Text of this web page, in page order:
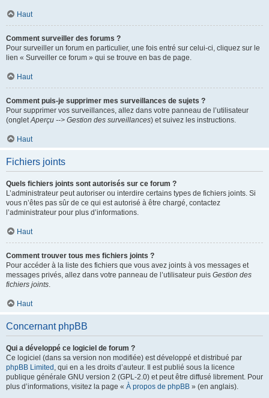
Haut
Comment surveiller des forums ?
Pour surveiller un forum en particulier, une fois entré sur celui-ci, cliquez sur le
lien « Surveiller ce forum » qui se trouve en bas de page.
Haut
Comment puis-je supprimer mes surveillances de sujets ?
Pour supprimer vos surveillances, allez dans votre panneau de l’utilisateur
(ongletAperçu --> Gestion des surveillances) et suivez les instructions.
Haut
Fichiers joints
Quels fichiers joints sont autorisés sur ce forum ?
L’administrateur peut autoriser ou interdire certains types de fichiers joints. Si
vous n’êtes pas sûr de ce qui est autorisé à être chargé, contactez
l’administrateur pour plus d’informations.
Haut
Comment trouver tous mes fichiers joints ?
Pour accéder à la liste des fichiers que vous avez joints à vos messages et
messages privés, allez dans votre panneau de l’utilisateur puis Gestion des
fichiers joints.
Haut
Concernant phpBB
Qui a développé ce logiciel de forum ?
Ce logiciel (dans sa version non modifiée) est développé et distribué par
phpBB Limited , qui en a les droits d’auteur. Il est publié sous la licence
publique générale GNU version 2 (GPL-2.0) et peut être diffusé librement. Pour
plus d’informations, visitez la page « À propos de phpBB » (en anglais).